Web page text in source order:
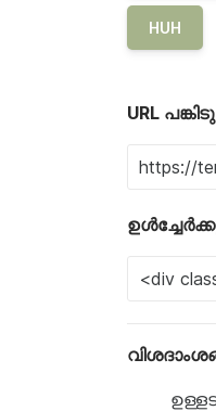
HUH
URL